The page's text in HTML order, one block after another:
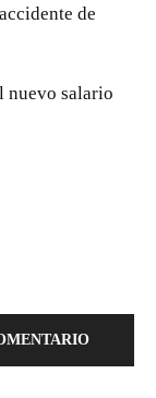
de
nuevo salario